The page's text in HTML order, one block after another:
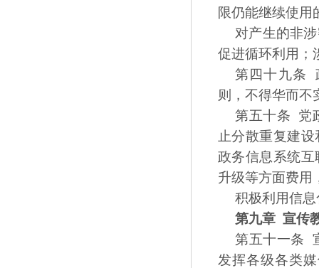
限仍能继续使用
对产生的非
促进循环利用；
第四十九条
则，不得华而不
第五十条 党
止分散重复建
政务信息系统
升级等方面费用
积极利用信
第九章 宣传
第五十一条
发挥各级各类